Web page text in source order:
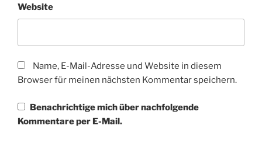
Website
Name, E-Mail-Adresse und Website in diesem
Browser für meinen nächsten Kommentar speichern.
Benachrichtige mich über nachfolgende
Kommentare per E-Mail.